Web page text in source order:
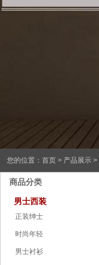
您的位置： 首页 > 产品展示 >
商品分类
男士西装
正装绅士
时尚年轻
男士衬衫